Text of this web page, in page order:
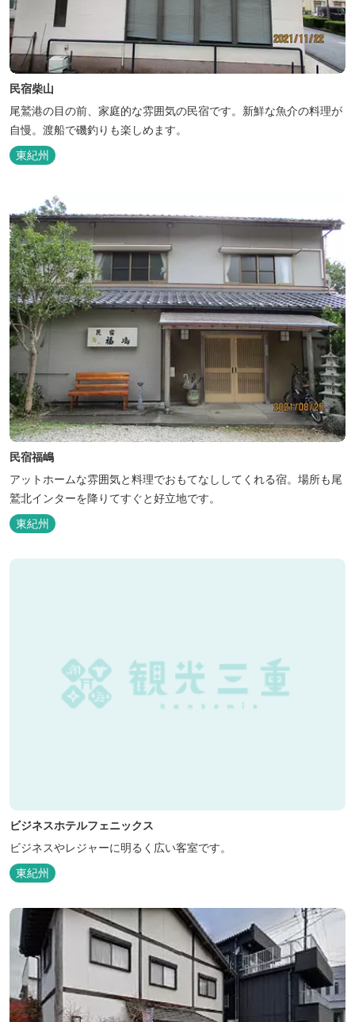
民宿柴山
尾鷲港の目の前、家庭的な雰囲気の民宿です。新鮮な魚介の料理が
自慢。渡船で磯釣りも楽しめます。
東紀州
民宿福嶋
アットホームな雰囲気と料理でおもてなししてくれる宿。場所も尾
鷲北インターを降りてすぐと好立地です。
東紀州
ビジネスホテルフェニックス
ビジネスやレジャーに明るく広い客室です。
東紀州